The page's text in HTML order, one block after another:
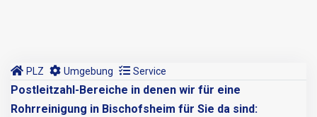
PLZ Umgebung Service
Postleitzahl-Bereiche in denen wir für eine
Rohrreinigung in Bischofsheim für Sie da sind: